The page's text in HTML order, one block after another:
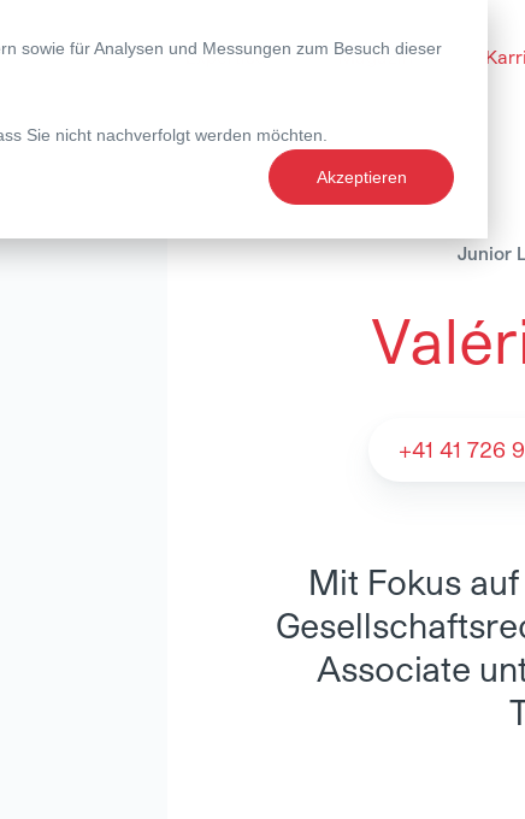
sowie für Analysen und Messungen zum Besuch dieser
Sie nicht nachverfolgt werden möchten.
Akzeptieren
Expertise Magazin
Junior
Valérie Vogel - Team
+41 41 726
Mit Fokus
Associate